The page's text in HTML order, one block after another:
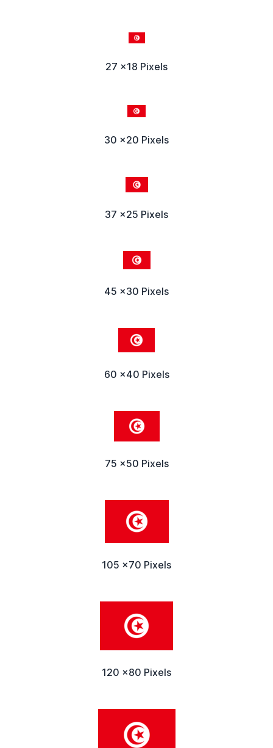
27 x18 Pixels
30 x20 Pixels
37 x25 Pixels
45 x30 Pixels
60 x40 Pixels
75 x50 Pixels
105 x70 Pixels
120 x80 Pixels